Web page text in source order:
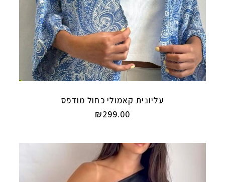
עליונית קאמולי כחול מודפס
₪299.00